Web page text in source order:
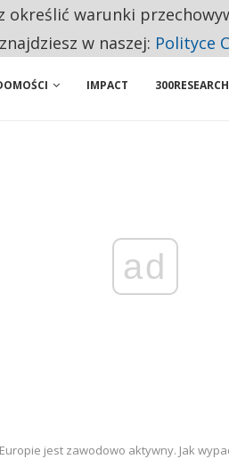
NA PODSTAWOWE ZAKUPY
IMPACT 300RESEARCH
ad
jest zawodowo aktywny. Jak
określić warunki
w naszej: Polityce